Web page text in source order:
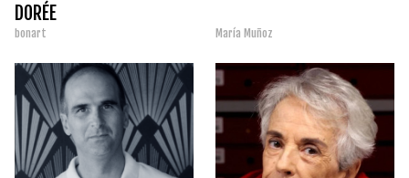
DORÉE
bonart María Muñoz